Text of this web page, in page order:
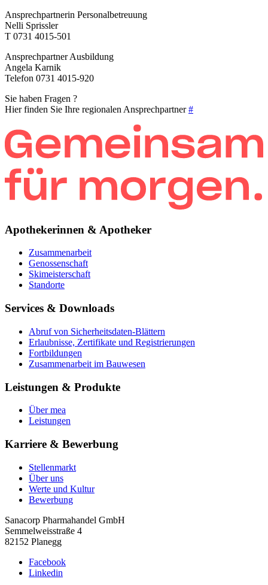
Ansprechpartnerin Personalbetreuung
Nelli Sprissler
T 0731 4015-501
Ansprechpartner Ausbildung
Angela Karnik
Telefon 0731 4015-920
Sie haben Fragen ?
Hier finden Sie Ihre regionalen Ansprechpartner#
Apothekerinnen & Apotheker
Zusammenarbeit
Genossenschaft
Skimeisterschaft
Standorte
Services & Downloads
Abruf von Sicherheitsdaten-Blättern
Erlaubnisse, Zertifikate und Registrierungen
Fortbildungen
Zusammenarbeit im Bauwesen
Leistungen & Produkte
Über mea
Leistungen
Karriere & Bewerbung
Stellenmarkt
Über uns
Werte und Kultur
Bewerbung
Sanacorp Pharmahandel GmbH
Semmelweisstraße 4
82152 Planegg
Facebook
Linkedin